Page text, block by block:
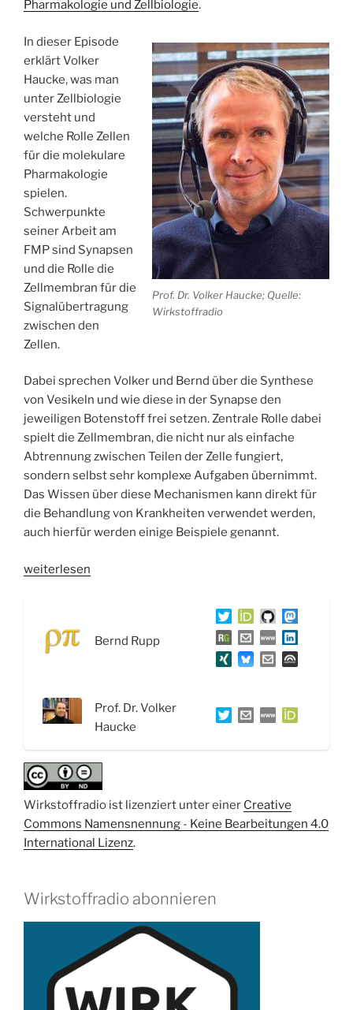
Pharmakologie und Zellbiologie.
Prof. Dr. Volker Haucke; Quelle:
Wirkstoffradio
In dieser Episode
erklärt Volker
Haucke, was man
unter Zellbiologie
versteht und
welche Rolle Zellen
für die molekulare
Pharmakologie
spielen.
Schwerpunkte
seiner Arbeit am
FMP sind Synapsen
und die Rolle die
Zellmembran für die
Signalübertragung
zwischen den
Zellen.
Dabei sprechen Volker und Bernd über die Synthese
von Vesikeln und wie diese in der Synapse den
jeweiligen Botenstoff frei setzen. Zentrale Rolle dabei
spielt die Zellmembran, die nicht nur als einfache
Abtrennung zwischen Teilen der Zelle fungiert,
sondern selbst sehr komplexe Aufgaben übernimmt.
Das Wissen über diese Mechanismen kann direkt für
die Behandlung von Krankheiten verwendet werden,
auch hierfür werden einige Beispiele genannt.
„WSR052
Membran
zellulären
Signalübertragung
mit
Volker
Haucke“
weiterlesen
Bernd Rupp
Prof. Dr. Volker
Haucke
Wirkstoffradio ist lizenziert unter einer Creative
Commons Namensnennung - Keine Bearbeitungen 4.0
International Lizenz.
Wirkstoffradio abonnieren